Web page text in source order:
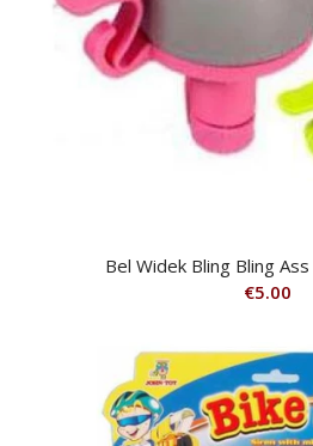
Bel Widek Bling Bling
€5.00